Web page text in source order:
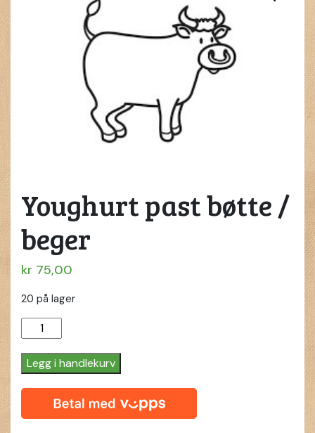
Youghurt past bøtte /
beger
kr 75,00
20 på lager
Youghurt
past
bøtte
/
beger
quantity
Legg i handlekurv